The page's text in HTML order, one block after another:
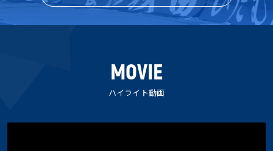
MOVIE
ハイライト動画